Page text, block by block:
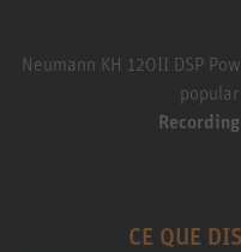
Neumann KH 120II DSP
CE QUE